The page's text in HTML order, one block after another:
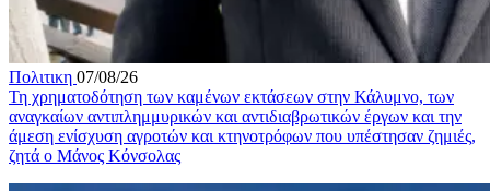
Πολιτικη 07/08/26
Τη χρηματοδότηση των καμένων εκτάσεων στην Κάλυμνο, των
αναγκαίων αντιπλημμυρικών και αντιδιαβρωτικών έργων και την
άμεση ενίσχυση αγροτών και κτηνοτρόφων που υπέστησαν ζημιές,
ζητά ο Μάνος Κόνσολας